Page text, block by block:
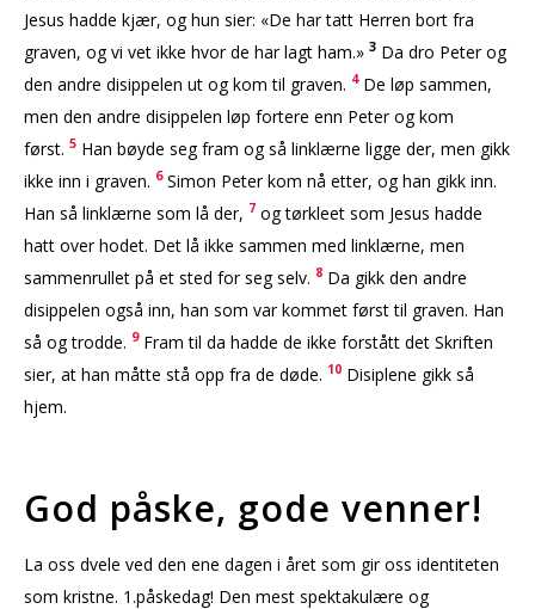
Jesus hadde kjær, og hun sier: «De har tatt Herren bort fra
graven, og vi vet ikke hvor de har lagt ham.» 3 Da dro Peter og
den andre disippelen ut og kom til graven. 4De løp sammen,
men den andre disippelen løp fortere enn Peter og kom
først. 5 Han bøyde seg fram og så linklærne ligge der, men gikk
ikke inn i graven. 6Simon Peter kom nå etter, og han gikk inn.
Han så linklærne som lå der, 7 og tørkleet som Jesus hadde
hatt over hodet. Det lå ikke sammen med linklærne, men
sammenrullet på et sted for seg selv. 8 Da gikk den andre
disippelen også inn, han som var kommet først til graven. Han
så og trodde. 9Fram til da hadde de ikke forstått det Skriften
sier, at han måtte stå opp fra de døde. 10 Disiplene gikk så
hjem.
God påske, gode venner!
La oss dvele ved den ene dagen i året som gir oss identiteten
som kristne. 1.påskedag! Den mest spektakulære og